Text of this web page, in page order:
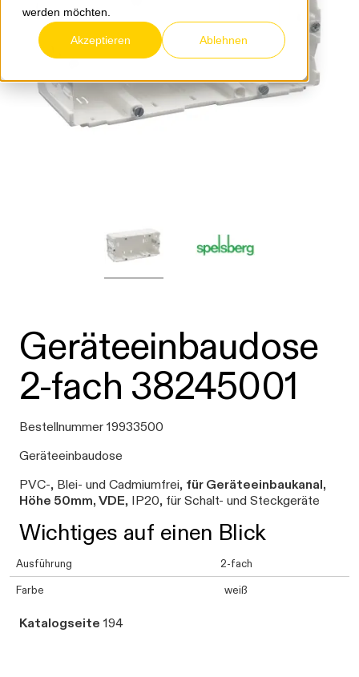
werden möchten.
Akzeptieren Ablehnen
Geräteeinbaudose
2-fach 38245001
Bestellnummer 19933500
Geräteeinbaudose
PVC-, Blei- und Cadmiumfrei, für Geräteeinbaukanal,
Höhe 50mm, VDE, IP20, für Schalt- und Steckgeräte
Wichtiges auf einen Blick
Ausführung 2-fach
Farbe weiß
Katalogseite 194